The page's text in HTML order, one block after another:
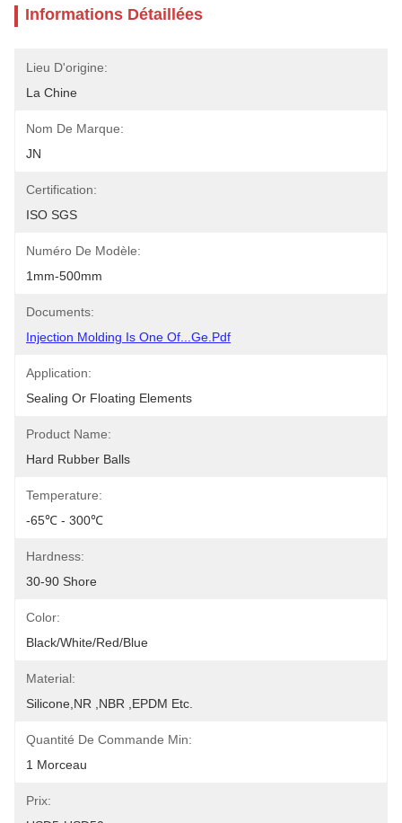
Informations Détaillées
Lieu D'origine:
La Chine
Nom De Marque:
JN
Certification:
ISO SGS
Numéro De Modèle:
1mm-500mm
Documents:
Injection Molding Is One Of...ge.pdf
Application:
Sealing Or Floating Elements
Product Name:
Hard Rubber Balls
Temperature:
-65℃ - 300℃
Hardness:
30-90 Shore
Color:
Black/White/Red/Blue
Material:
Silicone,NR ,NBR ,EPDM Etc.
Quantité De Commande Min:
1 Morceau
Prix: